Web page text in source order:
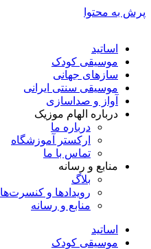
پرش به محتوا
اساتید
موسیقی کودک
سازهای جهانی
موسیقی سنتی ایرانی
آواز و صداسازی
درباره الهام موزیک
درباره ما
ارکستر آموزشگاه
تماس با ما
منابع و رسانه
بلاگ
رویدادها و کنسرت‌ها
منابع و رسانه
اساتید
موسیقی کودک